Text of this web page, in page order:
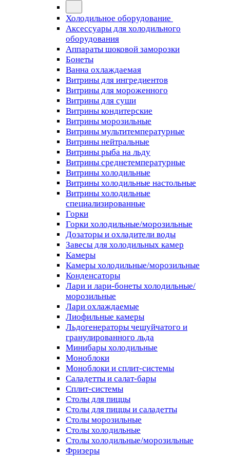
Холодильное оборудование
Аксессуары для холодильного
оборудования
Аппараты шоковой заморозки
Бонеты
Ванна охлаждаемая
Витрины для ингредиентов
Витрины для мороженного
Витрины для суши
Витрины кондитерские
Витрины морозильные
Витрины мультитемпературные
Витрины нейтральные
Витрины рыба на льду
Витрины среднетемпературные
Витрины холодильные
Витрины холодильные настольные
Витрины холодильные
специализированные
Горки
Горки холодильные/морозильные
Дозаторы и охладители воды
Завесы для холодильных камер
Камеры
Камеры холодильные/морозильные
Конденсаторы
Лари и лари-бонеты холодильные/
морозильные
Лари охлаждаемые
Лиофильные камеры
Льдогенераторы чешуйчатого и
гранулированного льда
Минибары холодильные
Моноблоки
Моноблоки и сплит-системы
Саладетты и салат-бары
Сплит-системы
Столы для пиццы
Столы для пиццы и саладетты
Столы морозильные
Столы холодильные
Столы холодильные/морозильные
Фризеры